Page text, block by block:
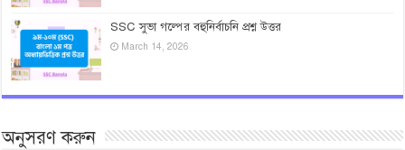
SSC সুভা গল্পের বহুনির্বাচনি প্রশ্ন উত্তর
March 14, 2026
অনুসরণ করুন